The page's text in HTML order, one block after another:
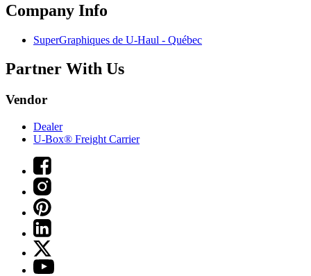
Company Info
SuperGraphiques de U-Haul - Québec
Partner With Us
Vendor
Dealer
U-Box® Freight Carrier